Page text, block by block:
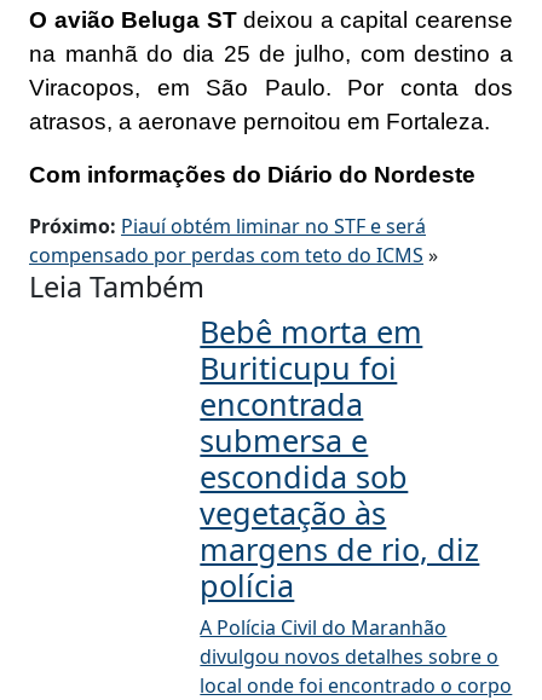
O avião Beluga STdeixou a capital cearense
na manhã do dia 25 de julho, com destino a
Viracopos, em São Paulo. Por conta dos
atrasos, a aeronave pernoitou em Fortaleza.
Com informações do Diário do Nordeste
Próximo: Piauí obtém liminar no STF e será
compensado por perdas com teto do ICMS »
Leia Também
Bebê morta em
Buriticupu foi
encontrada
submersa e
escondida sob
vegetação às
margens de rio, diz
polícia
A Polícia Civil do Maranhão
divulgou novos detalhes sobre o
local onde foi encontrado o corpo